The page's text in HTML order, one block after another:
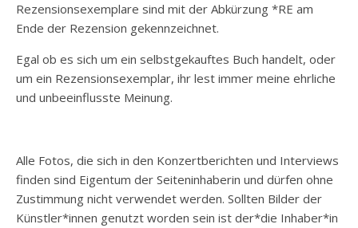
Rezensionsexemplare sind mit der Abkürzung *RE am
Ende der Rezension gekennzeichnet.
Egal ob es sich um ein selbstgekauftes Buch handelt, oder
um ein Rezensionsexemplar, ihr lest immer meine ehrliche
und unbeeinflusste Meinung.
Alle Fotos, die sich in den Konzertberichten und Interviews
finden sind Eigentum der Seiteninhaberin und dürfen ohne
Zustimmung nicht verwendet werden. Sollten Bilder der
Künstler*innen genutzt worden sein ist der*die Inhaber*in